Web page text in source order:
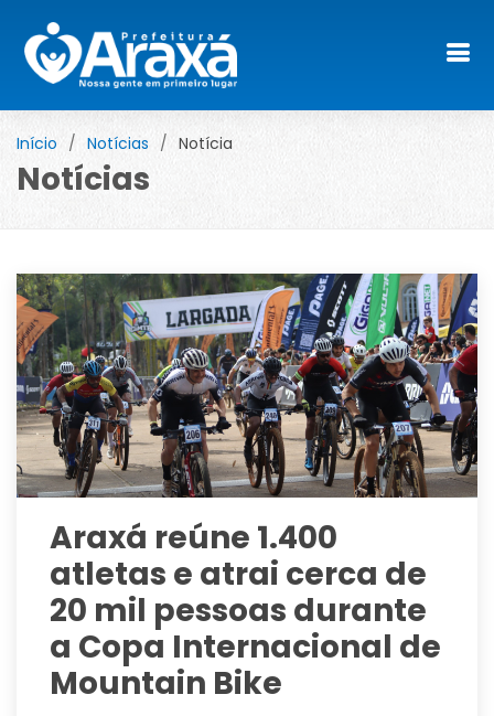
Início Notícias Notícia
Notícias
Araxá reúne 1.400
atletas e atrai cerca de
20 mil pessoas durante
a Copa Internacional de
Mountain Bike